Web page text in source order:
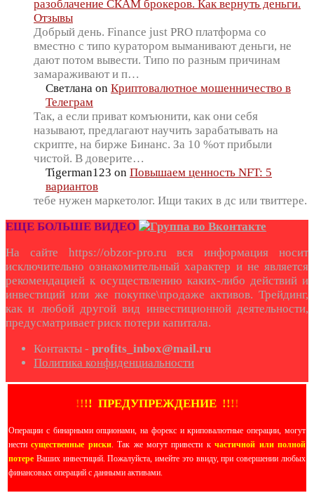
разоблачение СКАМ брокеров. Как вернуть деньги.
Отзывы
Добрый день. Finance just PRO платформа со
вместно с типо куратором выманивают деньги, не
дают потом вывести. Типо по разным причинам
замараживают и п…
Светлана on Криптовалютное мошенничество в
Телеграм
Так, а если приват комъюнити, как они себя
называют, предлагают научить зарабатывать на
скрипте, на бирже Бинанс. За 10 %от прибыли
чистой. В доверите…
Tigerman123 on Повышаем ценность NFT: 5
вариантов
тебе нужен маркетолог. Ищи таких в дс или твиттере.
ЕЩЕ БОЛЬШЕ ВИДЕО
На сайте https://obzor-pro.ru вся информация носит
исключительно ознакомительный характер и не является
рекомендацией к осуществлению каких-либо действий и
инвестиций или же покупке\продаже активов. Трейдинг,
как и любой другой вид инвестиционной деятельности,
предусматривает риск потери капитала.
Контакты - profits_inbox@mail.ru
Политика конфиденциальности
!!!! ПРЕДУПРЕЖДЕНИЕ !!!!
Операции с бинарными опционами, на форекс и криповалютные операции, могут
нестисущественные риски. Так же могут привести кчастичной или полной
потере Ваших инвестиций. Пожалуйста, имейте это ввиду, при совершении любых
финансовых операций с данными активами.